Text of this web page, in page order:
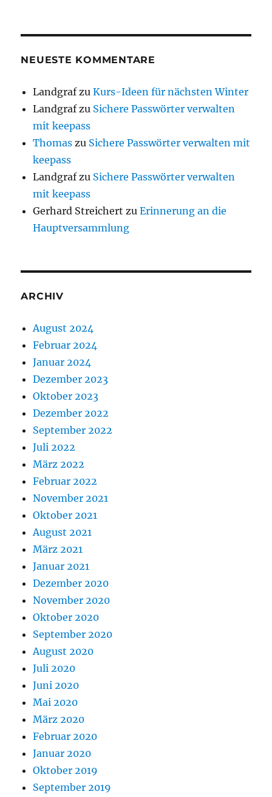
NEUESTE KOMMENTARE
LandgrafzuKurs-Ideen für nächsten Winter
Landgrafzu Sichere Passwörter verwalten
mit keepass
Thomas zu Sichere Passwörter verwalten mit
keepass
Landgrafzu Sichere Passwörter verwalten
mit keepass
Gerhard Streichert zuErinnerung an die
Hauptversammlung
ARCHIV
August 2024
Februar 2024
Januar 2024
Dezember 2023
Oktober 2023
Dezember 2022
September 2022
Juli 2022
März 2022
Februar 2022
November 2021
Oktober 2021
August 2021
März 2021
Januar 2021
Dezember 2020
November 2020
Oktober 2020
September 2020
August 2020
Juli 2020
Juni 2020
Mai 2020
März 2020
Februar 2020
Januar 2020
Oktober 2019
September 2019